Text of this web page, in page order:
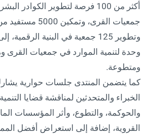
أكثر من 100 فرصة لتطوير الكوادر
جمعيات القرى،
ومتطوعة.
كما يتضمن المنتدى جلسات حوارية
الخبراء والمتحدثين لمناقشة قضايا
والحوكمة، والتطوع، وأثر المؤسسات
القروية، إضافة إلى استعراض أفضل